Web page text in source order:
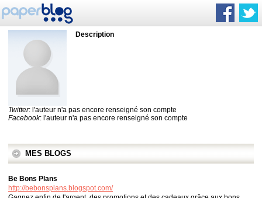
Description
Twitter: l'auteur n'a pas encore renseigné son compte
Facebook: l'auteur n'a pas encore renseigné son compte
MES BLOGS
Be Bons Plans
http://bebonsplans.blogspot.com/